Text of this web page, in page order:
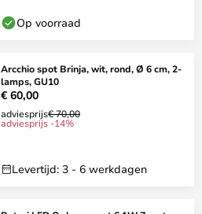
Op voorraad
Arcchio spot Brinja, wit, rond, Ø 6 cm, 2-
lamps, GU10
€ 60,00
adviesprijs€ 70,00
adviesprijs -14%
Levertijd: 3 - 6 werkdagen